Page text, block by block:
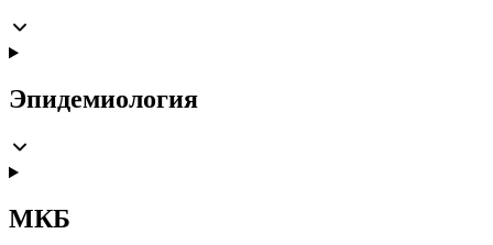
Эпидемиология
МКБ